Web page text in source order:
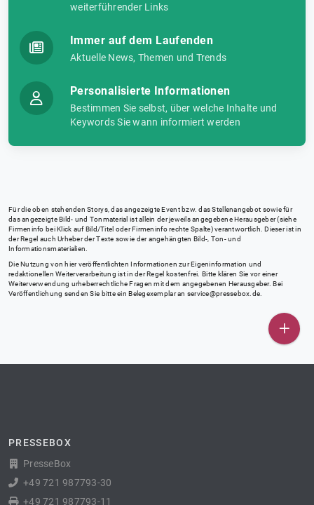
weiterführender Links
Immer auf dem Laufenden
Aktuelle News, Themen und Trends
Personalisierte Informationen
Bestimmen Sie selbst, über welche Inhalte und
Keywords Sie wann informiert werden
Für die oben stehenden Storys, das angezeigte Event bzw. das Stellenangebot sowie für
das angezeigte Bild- und Tonmaterial ist allein der jeweils angegebene Herausgeber (siehe
Firmeninfo bei Klick auf Bild/Titel oder Firmeninfo rechte Spalte) verantwortlich. Dieser ist in
der Regel auch Urheber der Texte sowie der angehängten Bild-, Ton- und
Informationsmaterialien.
Die Nutzung von hier veröffentlichten Informationen zur Eigeninformation und
redaktionellen Weiterverarbeitung ist in der Regel kostenfrei. Bitte klären Sie vor einer
Weiterverwendung urheberrechtliche Fragen mit dem angegebenen Herausgeber. Bei
Veröffentlichung senden Sie bitte ein Belegexemplar an service@pressebox.de
PRESSEBOX
PresseBox
+49 721 987793-30
+49 721 987793-11